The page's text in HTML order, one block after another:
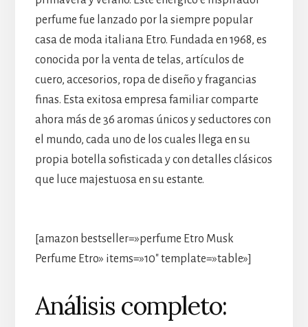
perfume fue lanzado por la siempre popular
casa de moda italiana Etro. Fundada en 1968, es
conocida por la venta de telas, artículos de
cuero, accesorios, ropa de diseño y fragancias
finas. Esta exitosa empresa familiar comparte
ahora más de 36 aromas únicos y seductores con
el mundo, cada uno de los cuales llega en su
propia botella sofisticada y con detalles clásicos
que luce majestuosa en su estante.
[amazon bestseller=»perfume Etro Musk
Perfume Etro» items=»10″ template=»table»]
Análisis completo: